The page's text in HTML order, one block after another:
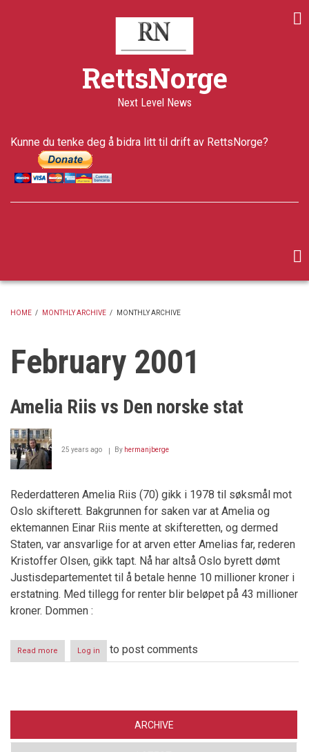
RettsNorge
Next Level News
Kunne du tenke deg å bidra litt til drift av RettsNorge?
HOME / MONTHLY ARCHIVE / MONTHLY ARCHIVE
February 2001
Amelia Riis vs Den norske stat
25 years ago By hermanjberge
Rederdatteren Amelia Riis (70) gikk i 1978 til søksmål mot
Oslo skifterett. Bakgrunnen for saken var at Amelia og
ektemannen Einar Riis mente at skifteretten, og dermed
Staten, var ansvarlige for at arven etter Amelias far, rederen
Kristoffer Olsen, gikk tapt. Nå har altså Oslo byrett dømt
Justisdepartementet til å betale henne 10 millioner kroner i
erstatning. Med tillegg for renter blir beløpet på 43 millioner
kroner. Dommen :
Read more
Amelia
norske
Log in to post comments
ARCHIVE